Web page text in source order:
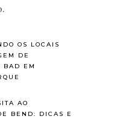
OS LOCAIS
DE
BAD EM
AO
BEND: DICAS E